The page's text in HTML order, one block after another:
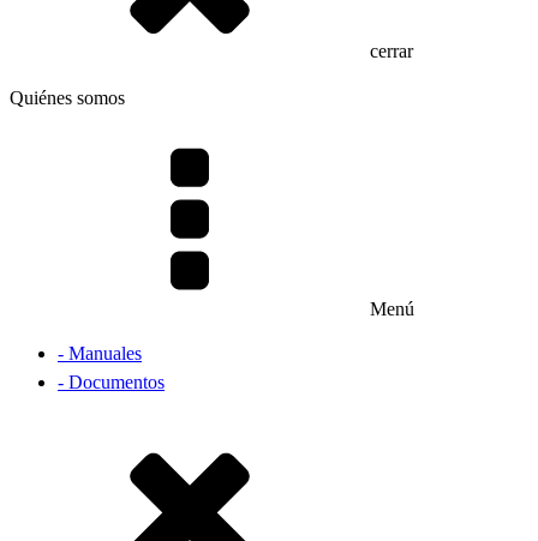
cerrar
Quiénes somos
Menú
- Manuales
- Documentos